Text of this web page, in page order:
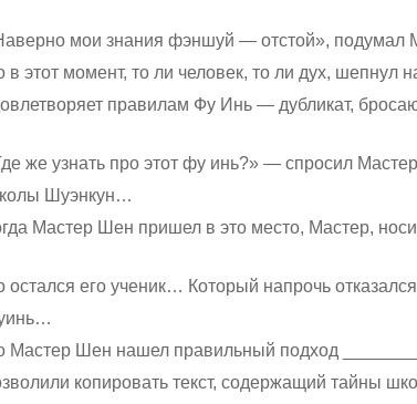
мои знания фэншуй — отстой», подумал
в этот момент, то ли человек, то ли дух, шепнул
правилам Фу Инь — дубликат,
же узнать про этот фу инь?» — спросил
Шуэнкун…
Мастер Шен пришел в это место, Мастер,
остался его ученик… Который напрочь
Мастер Шен нашел правильный подход
копировать текст, содержащий тайны